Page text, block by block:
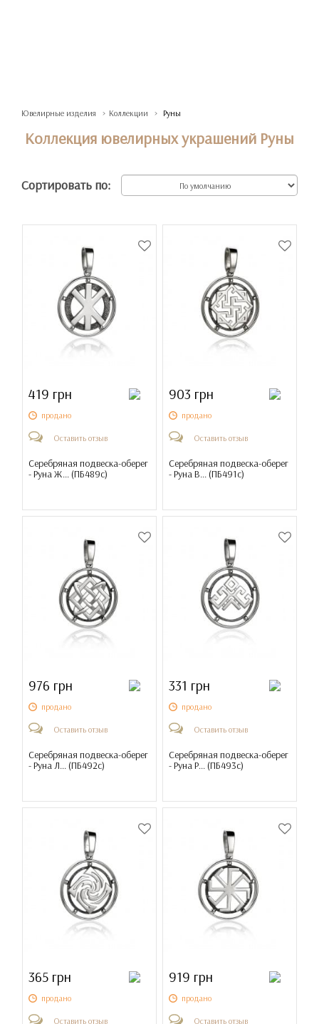
Ювелирные изделия Коллекции Руны
Коллекция ювелирных украшений Руны
Сортировать по:
419 грн
продано
Оставить отзыв
Серебряная подвеска-оберег
- Руна Ж... (ПБ489с)
903 грн
продано
Оставить отзыв
Серебряная подвеска-оберег
- Руна В... (ПБ491с)
976 грн
продано
Оставить отзыв
Серебряная подвеска-оберег
- Руна Л... (ПБ492с)
331 грн
продано
Оставить отзыв
Серебряная подвеска-оберег
- Руна Р... (ПБ493с)
365 грн
продано
Оставить отзыв
919 грн
продано
Оставить отзыв